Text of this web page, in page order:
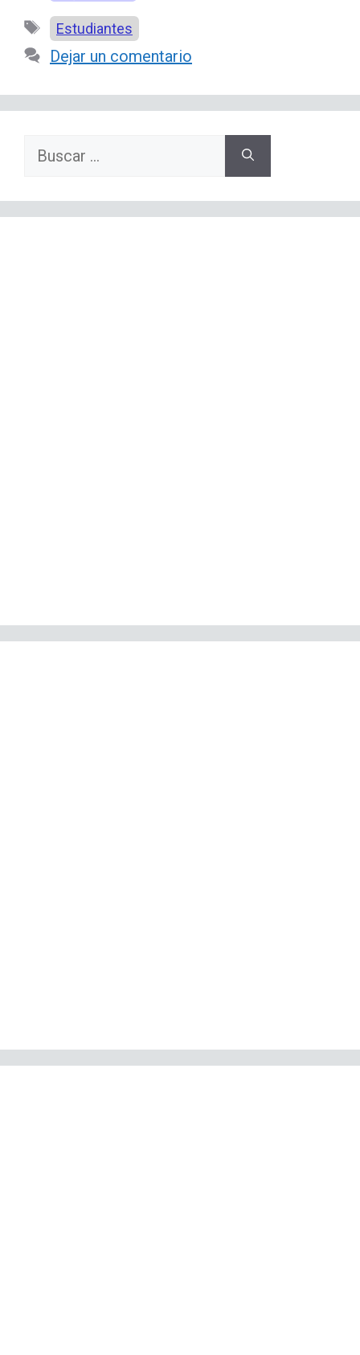
Etiquetas
Estudiantes
Dejar un comentario
Buscar: